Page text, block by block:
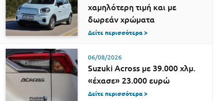
χαμηλότερη τιμή και με
δωρεάν χρώματα
Δείτε περισσότερα >
06/08/2026
Suzuki Across με 39.000 χλμ.
«έχασε» 23.000 ευρώ
Δείτε περισσότερα >